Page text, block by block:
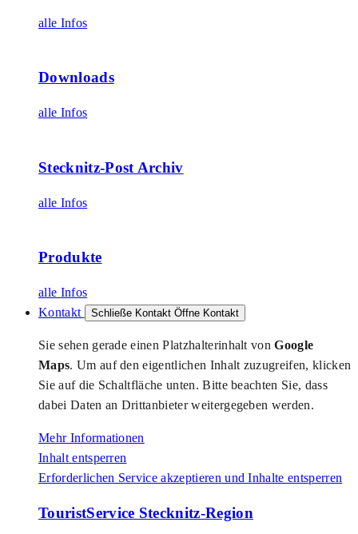
alle Infos
Downloads
alle Infos
Stecknitz-Post Archiv
alle Infos
Produkte
alle Infos
Kontakt
Schließe Kontakt Öffne Kontakt
Sie sehen gerade einen Platzhalterinhalt vonGoogle
Maps. Um auf den eigentlichen Inhalt zuzugreifen, klicken
Sie auf die Schaltfläche unten. Bitte beachten Sie, dass
dabei Daten an Drittanbieter weitergegeben werden.
Mehr Informationen
Inhalt entsperren
Erforderlichen Service akzeptieren und Inhalte entsperren
TouristService Stecknitz-Region